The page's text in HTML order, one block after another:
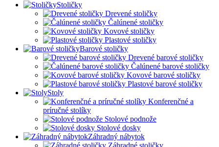
Stoličky
Drevené stoličky
Čalúnené stoličky
Kovové stoličky
Plastové stoličky
Barové stoličky
Drevené barové stoličky
Čalúnené barové stoličky
Kovové barové stoličky
Plastové barové stoličky
Stoly
Konferenčné a
príručné stolíky
Stolové podnože
Stolové dosky
Záhradný nábytok
Záhradné stoličky